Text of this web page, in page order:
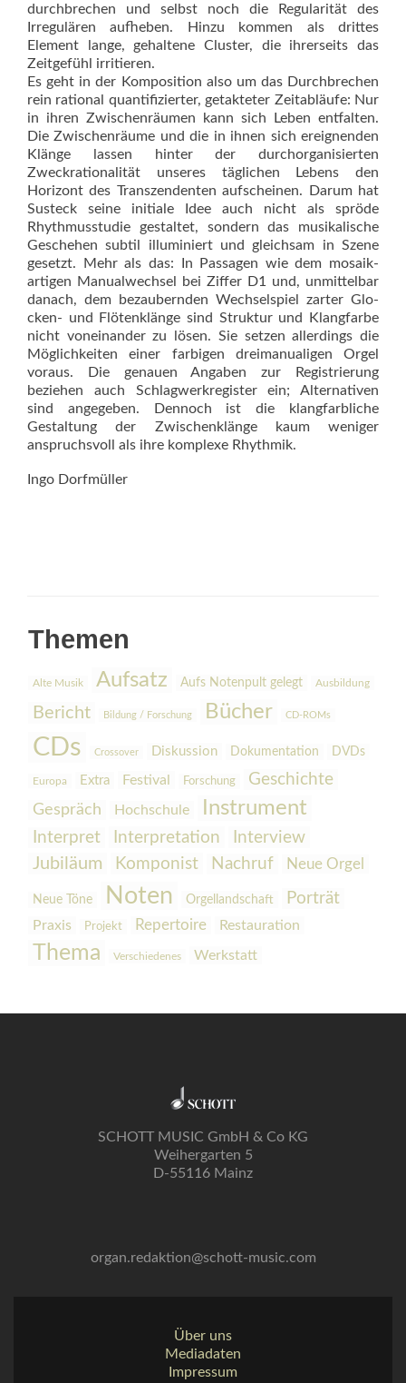
durchbrechen und selbst noch die Regularität des
Irregulären aufheben. Hinzu kommen als drittes
Element lange, gehaltene Cluster, die ihrerseits das
Zeitgefühl irritieren.
Es geht in der Komposition also um das Durchbrechen
rein rational quantifizierter, getakteter Zeitabläufe: Nur
in ihren Zwischenräumen kann sich Leben entfalten.
Die Zwischenräume und die in ihnen sich ereignenden
Klänge lassen hinter der durchorganisierten
Zweckrationalität unseres täglichen Lebens den
Horizont des Transzendenten aufscheinen. Darum hat
Susteck seine initiale Idee auch nicht als spröde
Rhythmusstudie gestaltet, sondern das musikalische
Geschehen subtil illuminiert und gleichsam in Szene
gesetzt. Mehr als das: In Passagen wie dem mo­saik­
artigen Manualwechsel bei Ziffer D1 und, unmittelbar
danach, dem bezaubernden Wechselspiel zarter Glo­
cken- und Flötenklänge sind Struktur und Klangfarbe
nicht voneinander zu lösen. Sie setzen allerdings die
Möglichkeiten einer farbigen dreimanualigen Orgel
voraus. Die genauen Angaben zur Registrierung
beziehen auch Schlagwerkregister ein; Alternativen
sind angegeben. Dennoch ist die klangfarbliche
Gestaltung der Zwischenklänge kaum weniger
anspruchsvoll als ihre komplexe Rhythmik.
Ingo Dorfmüller
Themen
Alte Musik Aufsatz Aufs Notenpult gelegt Ausbildung
Bericht Bildung / Forschung Bücher CD-ROMs
CDs Crossover Diskussion Dokumentation DVDs
Europa Extra Festival Forschung Geschichte
Gespräch Hochschule Instrument
Interpret Interpretation
Interview
Jubiläum
Komponist Nachruf Neue Orgel
Neue Töne Noten Orgellandschaft Porträt
Praxis Projekt Repertoire Restauration
Thema Verschiedenes Werkstatt
SCHOTT MUSIC GmbH & Co KG
Weihergarten 5
D-55116 Mainz
organ.redaktion@schott-music.com
Über uns
Mediadaten
Impressum